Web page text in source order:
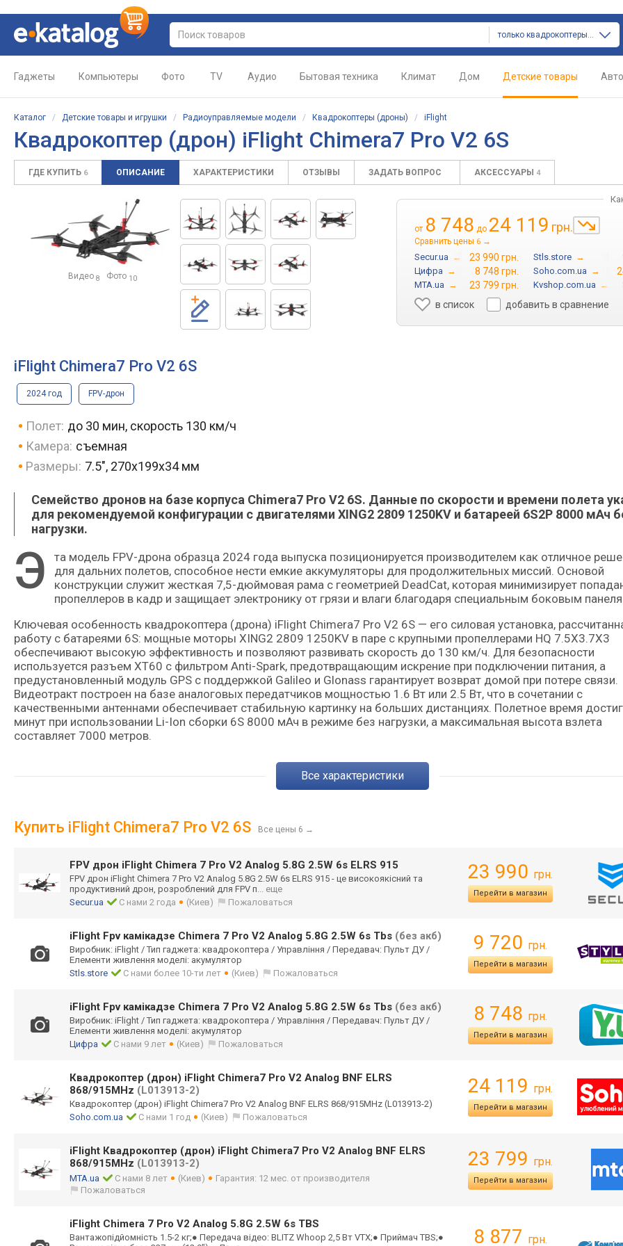
только квадрокоптеры (дроны)
Гаджеты Компьютеры Фото TV Аудио Бытовая техника Климат Дом Детские товары Авто
Каталог / Детские товары и игрушки / Радиоуправляемые модели / Квадрокоптеры (дроны) / iFlight
Квадрокоптер (дрон) iFlight Chimera7 Pro V2 6S
ГДЕ КУПИТЬ 6 ОПИСАНИЕ ХАРАКТЕРИСТИКИ ОТЗЫВЫ ЗАДАТЬ ВОПРОС АКСЕССУАРЫ 4
Видео 8 Фото 10
от 8 748 до 24 119 грн.
Сравнить цены 6 →
Secur.ua → 23 990 грн. Stls.store →
Цифра → 8 748 грн. Soho.com.ua →
MTA.ua → 23 799 грн. Kvshop.com.ua →
в список
добавить в сравнение
iFlight Chimera7 Pro V2 6S
2024 год FPV-дрон
Полет: до 30 мин, скорость 130 км/ч
Камера: съемная
Размеры: 7.5", 270x199x34 мм
Семейство дронов на базе корпуса Chimera7 Pro V2 6S. Данные по скорости и времени полета
для рекомендуемой конфигурации с двигателями XING2 2809 1250KV и батареей 6S2P 8000 мАч
нагрузки.
Э
та модель FPV-дрона образца 2024 года выпуска позиционируется производителем как отличное решение
для дальних полетов, способное нести емкие аккумуляторы для продолжительных миссий. Основой
конструкции служит жесткая 7,5-дюймовая рама с геометрией DeadCat, которая минимизирует
пропеллеров в кадр и защищает электронику от грязи и влаги благодаря специальным боковым
Ключевая особенность квадрокоптера (дрона) iFlight Chimera7 Pro V2 6S — его силовая установка,
работу с батареями 6S: мощные моторы XING2 2809 1250KV в паре с крупными пропеллерами HQ 7.5X3.7X3
обеспечивают высокую эффективность и позволяют развивать скорость до 130 км/ч. Для безопасности
используется разъем XT60 с фильтром Anti-Spark, предотвращающим искрение при подключении питания, а
предустановленный модуль GPS с поддержкой Galileo и Glonass гарантирует возврат домой при потере связи.
Видеотракт построен на базе аналоговых передатчиков мощностью 1.6 Вт или 2.5 Вт, что в сочетании с
качественными антеннами обеспечивает стабильную картинку на больших дистанциях. Полетное время
минут при использовании Li-Ion сборки 6S 8000 мАч в режиме без нагрузки, а максимальная высота взлета
составляет 7000 метров.
Все характеристики
Купить iFlight Chimera7 Pro V2 6S Все цены 6 →
FPV дрон iFlight Chimera 7 Pro V2 Analog 5.8G 2.5W 6s ELRS 915
FPV дрон iFlight Chimera 7 Pro V2 Analog 5.8G 2.5W 6s ELRS 915 - це високоякісний та
продуктивний дрон, розроблений для FPV п... еще
Secur.ua
С нами 2 года (Киев) Пожаловаться
23 990 грн.
Перейти в магазин
iFlight Fpv камікадзе Chimera 7 Pro V2 Analog 5.8G 2.5W 6s Tbs (без акб)
Виробник: iFlight / Тип гаджета: квадрокоптера / Управління / Передавач: Пульт ДУ /
Елементи живлення моделі: акумулятор
Stls.store
С нами более 10-ти лет (Киев) Пожаловаться
9 720 грн.
Перейти в магазин
iFlight Fpv камікадзе Chimera 7 Pro V2 Analog 5.8G 2.5W 6s Tbs (без акб)
Виробник: iFlight / Тип гаджета: квадрокоптера / Управління / Передавач: Пульт ДУ /
Елементи живлення моделі: акумулятор
Цифра
С нами 9 лет (Киев) Пожаловаться
8 748 грн.
Перейти в магазин
Квадрокоптер (дрон) iFlight Chimera7 Pro V2 Analog BNF ELRS
868/915MHz (L013913-2)
Квадрокоптер (дрон) iFlight Chimera7 Pro V2 Analog BNF ELRS 868/915MHz (L013913-2)
Soho.com.ua
С нами 1 год (Киев) Пожаловаться
24 119 грн.
Перейти в магазин
iFlight Квадрокоптер (дрон) iFlight Chimera7 Pro V2 Analog BNF ELRS
868/915MHz (L013913-2)
MTA.ua С нами 8 лет (Киев)
Гарантия: 12 мес. от производителя
Пожаловаться
23 799 грн.
Перейти в магазин
iFlight Chimera 7 Pro V2 Analog 5.8G 2.5W 6s TBS
Вантажопідйомність 1.5-2 кг;● Передача відео: BLITZ Whoop 2,5 Вт VTX;● Приймач TBS;●
8 877 грн.